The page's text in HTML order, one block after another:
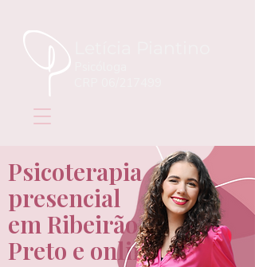
Psicoterapia
presencial
em Ribeirão
Preto e online